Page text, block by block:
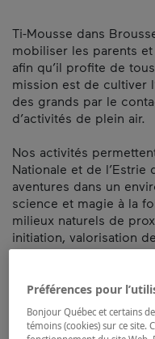
Ti-Mousse dans
mobiliser les parents et
afin qu’il profite de
mission est de cultiver
des grands par le
d’activités de plein air.
Nos activités
Nationale et de l’Estrie
aventures dans un
science et magie à la
milieux naturels de
initiation, valorisation
culturelle, éveil à la
passionnent.
Carte et
Préférences pour
Bonjour Québec et certains
témoins (cookies) sur ce site.